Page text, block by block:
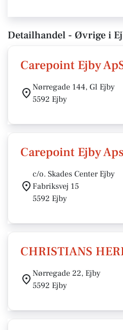
Detailhandel - Øvrige i
Carepoint Ejby
Nørregade 144, Gl Ejby
5592 Ejby
Carepoint Ejby Aps
c/o. Skades Center Ejby
Fabriksvej 15
5592 Ejby
CHRISTIANS
Nørregade 22, Ejby
5592 Ejby